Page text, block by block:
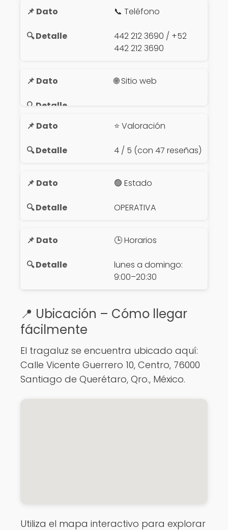
📞 Teléfono
442 212 3690 / +52
442 212 3690
🌐 Sitio web
⭐ Valoración
4 / 5 (con 47 reseñas)
🟢 Estado
OPERATIVA
🕒 Horarios
lunes a domingo:
9:00–20:30
📍 Ubicación – Cómo llegar
fácilmente
El tragaluz se encuentra ubicado aquí:
Calle Vicente Guerrero 10, Centro, 76000
Santiago de Querétaro, Qro., México.
Utiliza el mapa interactivo para explorar